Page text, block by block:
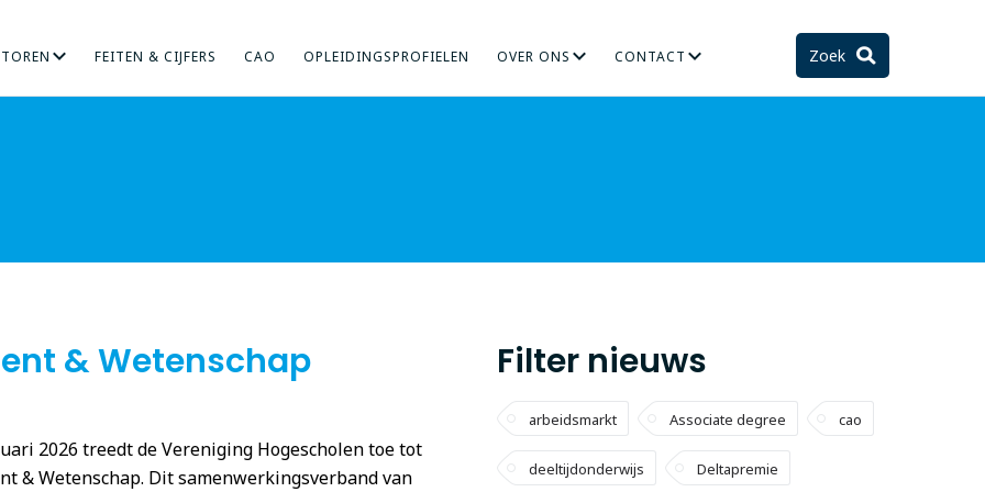
ONDERZOEK INTERNATIONALISERING MENS EN ORGANISATIE STELSEL EN TOEKOMST
HOGERE SOCIALE STUDIES KUNST ONDERWIJS
FEITEN & CIJFERS CAO OPLEIDINGSPROFIELEN OVER ONS CONTACT Zoek
& Wetenschap
2026 treedt de Vereniging Hogescholen toe tot
& Wetenschap. Dit samenwerkingsverband van
Filter nieuws
arbeidsmarkt Associate degree cao
deeltijdonderwijs Deltapremie